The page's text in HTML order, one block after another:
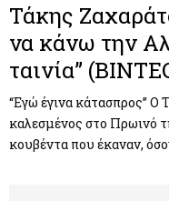
Τάκης
να κάνω την
ταινία”
“Εγώ έγινα κάτασπρος”
καλεσμένος στο Πρωινό
κουβέντα που έκαναν,